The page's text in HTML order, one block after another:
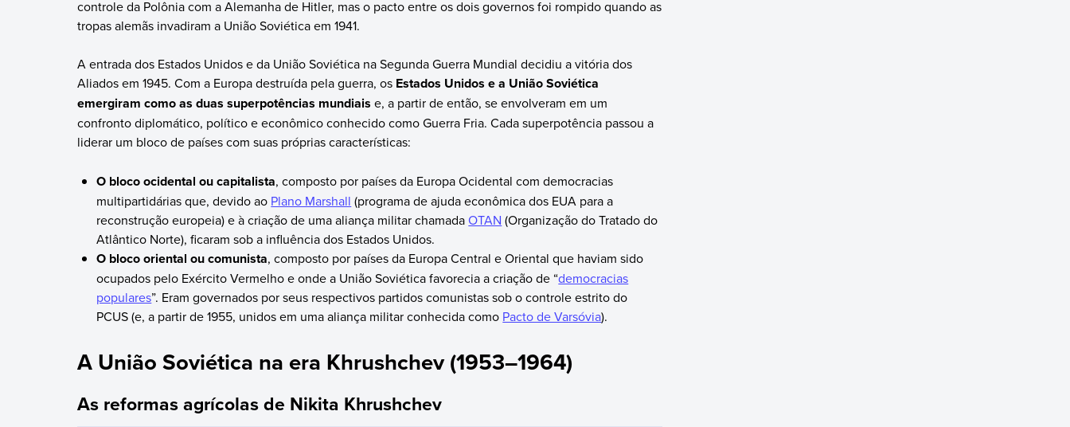
controle da Polônia com a Alemanha de Hitler, mas o pacto entre os dois governos foi rompido quando as
tropas alemãs invadiram a União Soviética em 1941.
A entrada dos Estados Unidos e da União Soviética na Segunda Guerra Mundial decidiu a vitória dos
Aliados em 1945. Com a Europa destruída pela guerra, os Estados Unidos e a União Soviética
emergiram como as duas superpotências mundiais e, a partir de então, se envolveram em um
confronto diplomático, político e econômico conhecido como Guerra Fria. Cada superpotência passou a
liderar um bloco de países com suas próprias características:
O bloco ocidental ou capitalista, composto por países da Europa Ocidental com democracias
multipartidárias que, devido ao Plano Marshall (programa de ajuda econômica dos EUA para a
reconstrução europeia) e à criação de uma aliança militar chamadaOTAN (Organização do Tratado do
Atlântico Norte), ficaram sob a influência dos Estados Unidos.
O bloco oriental ou comunista, composto por países da Europa Central e Oriental que haviam sido
ocupados pelo Exército Vermelho e onde a União Soviética favorecia a criação de “democracias
populares”. Eram governados por seus respectivos partidos comunistas sob o controle estrito do
PCUS (e, a partir de 1955, unidos em uma aliança militar conhecida como Pacto de Varsóvia).
A União Soviética na era Khrushchev (1953–1964)
As reformas agrícolas de Nikita Khrushchev